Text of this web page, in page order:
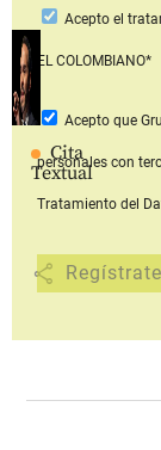
Cita
Textual
share
Acepto el
EL COLOMBIANO*
Acepto que
personales con
Tratamiento del